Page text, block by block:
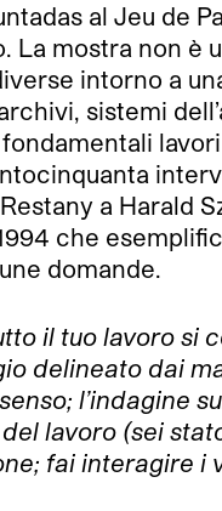
al Jeu de
La mostra non
intorno a
sistemi
a Harald
che
domande.
il tuo lavoro si
delineato dai
l’indagine
lavoro (sei
fai interagire i